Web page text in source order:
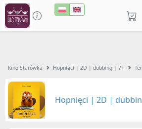
Kino Starówka Hopnięci | 2D | dubbing | 7+
Hopnięci | 2D |